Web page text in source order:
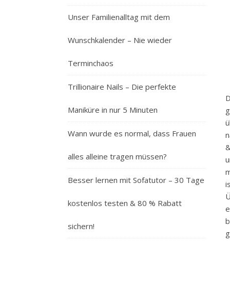
Unser Familienalltag mit dem
Wunschkalender – Nie wieder
Terminchaos
Trillionaire Nails – Die perfekte
Maniküre in nur 5 Minuten
Wann wurde es normal, dass Frauen
alles alleine tragen müssen?
Besser lernen mit Sofatutor – 30 Tage
kostenlos testen & 80 % Rabatt
sichern!